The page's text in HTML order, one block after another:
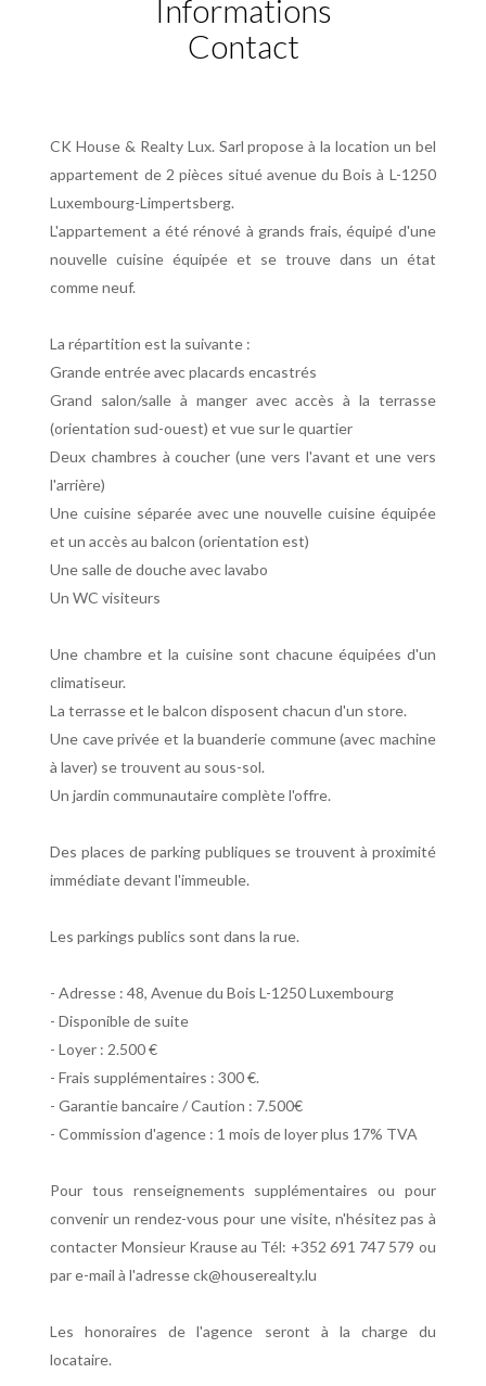
Informations
Contact
CK House & Realty Lux. Sarl propose à la location un bel
appartement de 2 pièces situé avenue du Bois à L-1250
Luxembourg-Limpertsberg.
L'appartement a été rénové à grands frais, équipé d'une
nouvelle cuisine équipée et se trouve dans un état
comme neuf.
La répartition est la suivante :
Grande entrée avec placards encastrés
Grand salon/salle à manger avec accès à la terrasse
(orientation sud-ouest) et vue sur le quartier
Deux chambres à coucher (une vers l'avant et une vers
l'arrière)
Une cuisine séparée avec une nouvelle cuisine équipée
et un accès au balcon (orientation est)
Une salle de douche avec lavabo
Un WC visiteurs
Une chambre et la cuisine sont chacune équipées d'un
climatiseur.
La terrasse et le balcon disposent chacun d'un store.
Une cave privée et la buanderie commune (avec machine
à laver) se trouvent au sous-sol.
Un jardin communautaire complète l'offre.
Des places de parking publiques se trouvent à proximité
immédiate devant l'immeuble.
Les parkings publics sont dans la rue.
- Adresse : 48, Avenue du Bois L-1250 Luxembourg
- Disponible de suite
- Loyer : 2.500 €
- Frais supplémentaires : 300 €.
- Garantie bancaire / Caution : 7.500€
- Commission d'agence : 1 mois de loyer plus 17% TVA
Pour tous renseignements supplémentaires ou pour
convenir un rendez-vous pour une visite, n'hésitez pas à
contacter Monsieur Krause au Tél: +352 691 747 579 ou
par e-mail à l'adresse ck@houserealty.lu
Les honoraires de l'agence seront à la charge du
locataire.